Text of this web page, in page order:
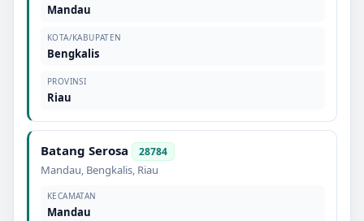
Mandau
KOTA/KABUPATEN
Bengkalis
PROVINSI
Riau
Batang Serosa 28784
Mandau, Bengkalis, Riau
KECAMATAN
Mandau